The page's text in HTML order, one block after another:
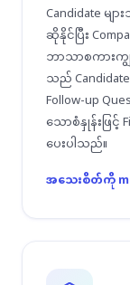
Candidate မ
ဆိုနိုင်ပြီး
ဘာသာစကားက
သည်
Follow-up
သောစံနှုန်းဖြင့်
ပေးပါသည်။
အသေးစိတ်ကို